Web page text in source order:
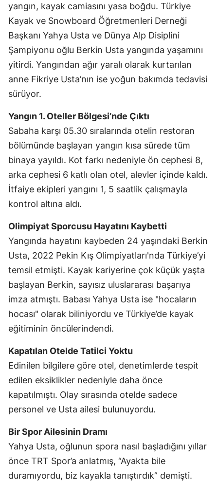
Hatay
Isparta
Mersin
İstanbul
Kastamonu
Kayseri
Kırklareli
Kırşehir
Konya
Kütahya
Malatya
Manisa
Kahramanmaraş
Mardin
Muğla
Muş
Nevşehir
Niğde
Ordu
Rize
Sakarya
yangın, kayak camiasını yasa boğdu. Türkiye
Kayak ve Snowboard Öğretmenleri Derneği
Başkanı Yahya Usta ve Dünya Alp Disiplini
Şampiyonu oğlu Berkin Usta yangında yaşamını
yitirdi. Yangından ağır yaralı olarak kurtarılan
anne Fikriye Usta’nın ise yoğun bakımda tedavisi
sürüyor.
Yangın 1. Oteller Bölgesi’nde Çıktı
Sabaha karşı 05.30 sıralarında otelin restoran
bölümünde başlayan yangın kısa sürede tüm
binaya yayıldı. Kot farkı nedeniyle ön cephesi 8,
arka cephesi 6 katlı olan otel, alevler içinde kaldı.
İtfaiye ekipleri yangını 1, 5 saatlik çalışmayla
kontrol altına aldı.
Olimpiyat Sporcusu Hayatını Kaybetti
Yangında hayatını kaybeden 24 yaşındaki Berkin
Usta, 2022 Pekin Kış Olimpiyatları'nda Türkiye’yi
temsil etmişti. Kayak kariyerine çok küçük yaşta
başlayan Berkin, sayısız uluslararası başarıya
imza atmıştı. Babası Yahya Usta ise "hocaların
hocası" olarak biliniyordu ve Türkiye’de kayak
eğitiminin öncülerindendi.
Kapatılan Otelde Tatilci Yoktu
Edinilen bilgilere göre otel, denetimlerde tespit
edilen eksiklikler nedeniyle daha önce
kapatılmıştı. Olay sırasında otelde sadece
personel ve Usta ailesi bulunuyordu.
Bir Spor Ailesinin Dramı
Yahya Usta, oğlunun spora nasıl başladığını yıllar
önce TRT Spor’a anlatmış, “Ayakta bile
duramıyordu, biz kayakla tanıştırdık” demişti.